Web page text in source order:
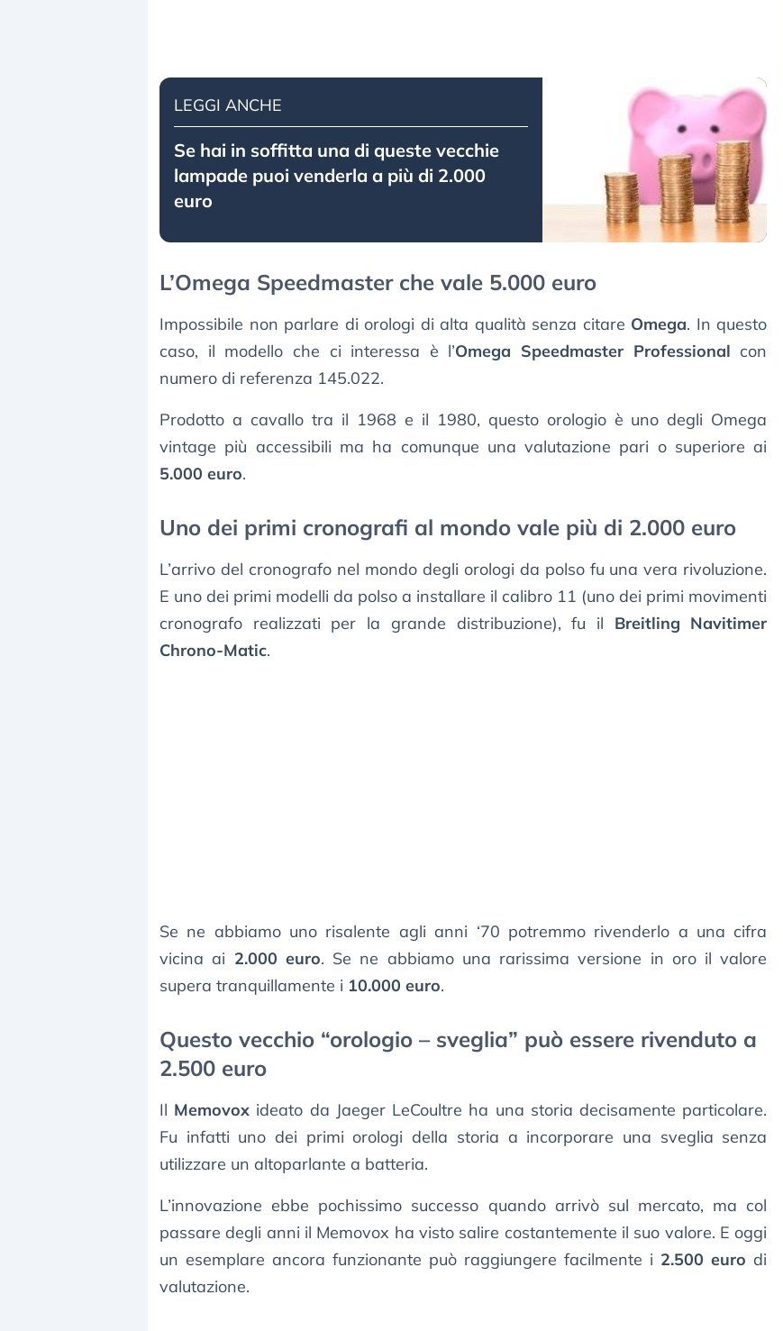
LEGGI ANCHE
Se hai in soffitta una di queste vecchie
lampade puoi venderla a più di 2.000
euro
L’Omega Speedmaster che vale 5.000 euro
Impossibile non parlare di orologi di alta qualità senza citare Omega. In questo
caso, il modello che ci interessa è l’Omega Speedmaster Professional con
numero di referenza 145.022.
Prodotto a cavallo tra il 1968 e il 1980, questo orologio è uno degli Omega
vintage più accessibili ma ha comunque una valutazione pari o superiore ai
5.000 euro.
Uno dei primi cronografi al mondo vale più di 2.000 euro
L’arrivo del cronografo nel mondo degli orologi da polso fu una vera rivoluzione.
E uno dei primi modelli da polso a installare il calibro 11 (uno dei primi movimenti
cronografo realizzati per la grande distribuzione), fu il Breitling Navitimer
Chrono-Matic.
Se ne abbiamo uno risalente agli anni ‘70 potremmo rivenderlo a una cifra
vicina ai 2.000 euro. Se ne abbiamo una rarissima versione in oro il valore
supera tranquillamente i 10.000 euro.
Questo vecchio “orologio – sveglia” può essere rivenduto a
2.500 euro
Il Memovox ideato da Jaeger LeCoultre ha una storia decisamente particolare.
Fu infatti uno dei primi orologi della storia a incorporare una sveglia senza
utilizzare un altoparlante a batteria.
L’innovazione ebbe pochissimo successo quando arrivò sul mercato, ma col
passare degli anni il Memovox ha visto salire costantemente il suo valore. E oggi
un esemplare ancora funzionante può raggiungere facilmente i 2.500 euro di
valutazione.